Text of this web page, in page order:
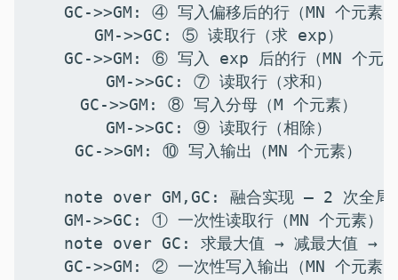
    GC->>GM: ④ 写入偏移后的行（MN 个元素）
    GM->>GC: ⑤ 读取行（求 exp）
GC->>GM: ⑥ 写入 exp 后的行（MN 个元
    GM->>GC: ⑦ 读取行（求和）
    GC->>GM: ⑧ 写入分母（M 个元素）
    GM->>GC: ⑨ 读取行（相除）
    GC->>GM: ⑩ 写入输出（MN 个元素）
note over GM,GC: 融合实现 — 2 次全局
    GM->>GC: ① 一次性读取行（MN 个元素）
note over GC: 求最大值 → 减最大值 →